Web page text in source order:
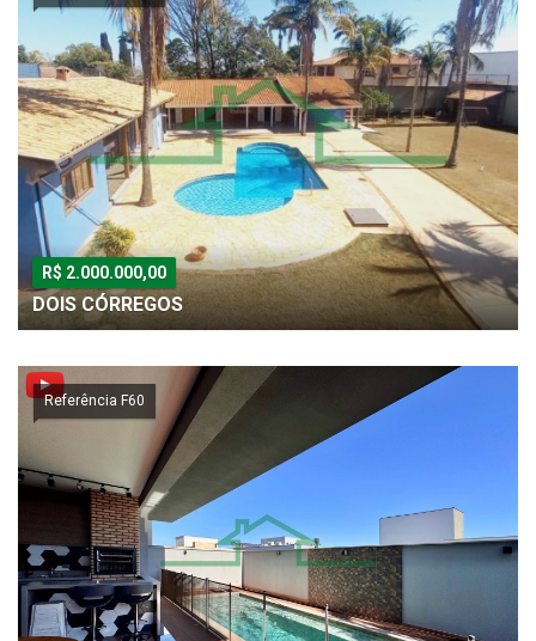
R$ 2.000.000,00
DOIS CÓRREGOS
Referência F60